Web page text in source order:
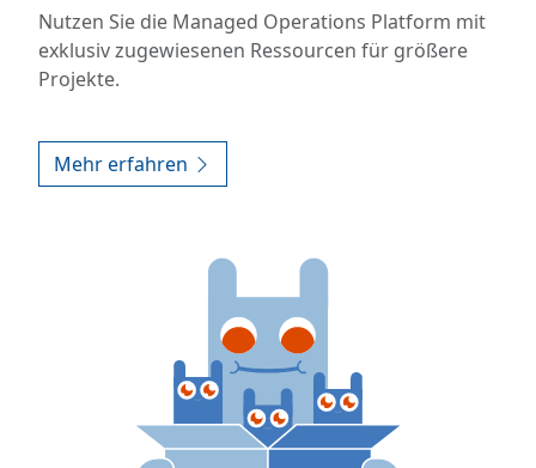
Nutzen Sie die Managed Operations Platform mit
exklusiv zugewiesenen Ressourcen für größere
Projekte.
Mehr erfahren